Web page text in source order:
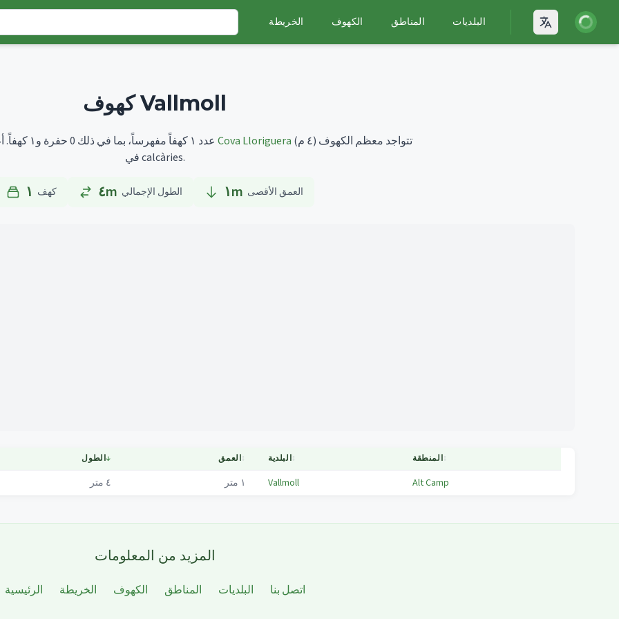
الخريطة الكهوف المناطق البلديات Open
الدخول
كهوف Vallmoll
تضم Vallmoll عدد ١ كهفاً مفهرساً، بما في ذلك 0 حفرة و١ كهفاً. Cova Lloriguera (٤ م) تتواجد معظم الكهوف
في calcàries.
١ كهف ٤m الطول الإجمالي ١m العمق الأقصى
الطول↓ العمق↕ البلدية↕ المنطقة↕
٤ متر ١ متر Vallmoll Alt Camp
المزيد من المعلومات
الرئيسية الخريطة الكهوف المناطق البلديات اتصل بنا